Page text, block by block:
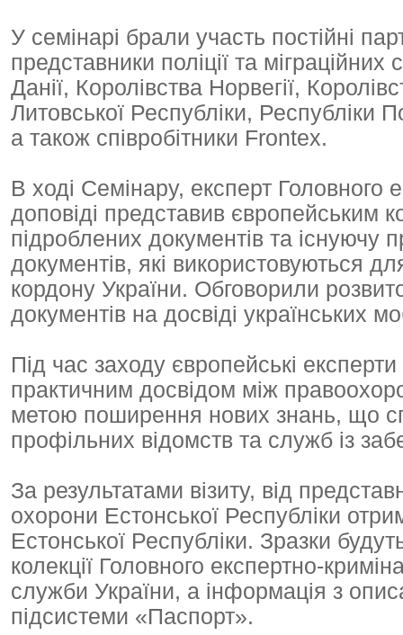
У семінарі брали участь постійні
представники поліції та
Данії, Королівства Норвегії,
Литовської Республіки, Республіки
а також співробітники Frontex.
В ході Семінару, експерт Головного
доповіді представив європейським
підроблених документів та існуючу
документів, які використовуються
кордону України. Обговорили
документів на досвіді українських
Під час заходу європейські
практичним досвідом між
метою поширення нових знань, що
профільних відомств та служб із
За результатами візиту, від
охорони Естонської Республіки
Естонської Республіки. Зразки
колекції Головного експертно-
служби України, а інформація з
підсистеми «Паспорт».